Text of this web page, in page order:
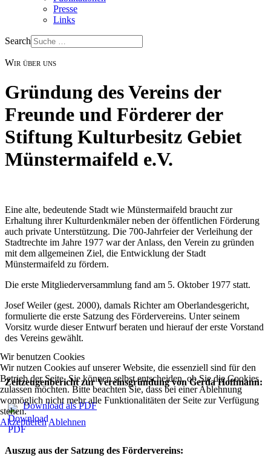
Presse
Links
Search
Wir über uns
Gründung des Vereins der
Freunde und Förderer der
Stiftung Kulturbesitz Gebiet
Münstermaifeld e.V.
Eine alte, bedeutende Stadt wie Münstermaifeld braucht zur
Erhaltung ihrer Kulturdenkmäler neben der öffentlichen Förderung
auch private Unterstützung. Die 700-Jahrfeier der Verleihung der
Stadtrechte im Jahre 1977 war der Anlass, den Verein zu gründen
mit dem allgemeinen Ziel, die Entwicklung der Stadt
Münstermaifeld zu fördern.
Die erste Mitgliederversammlung fand am 5. Oktober 1977 statt.
Josef Weiler (gest. 2000), damals Richter am Oberlandesgericht,
formulierte die erste Satzung des Fördervereins. Unter seinem
Vorsitz wurde dieser Entwurf beraten und hierauf der erste Vorstand
des Vereins gewählt.
Zeitzeugenbericht zur Vereinsgründung von Gerda Hoffmann:
Download als PDF
Auszug aus der Satzung des Fördervereins:
Wir benutzen Cookies
Wir nutzen Cookies auf unserer Website, die essenziell sind für den
Betrieb der Seite. Sie können selbst entscheiden, ob Sie die Cookies
zulassen möchten. Bitte beachten Sie, dass bei einer Ablehnung
womöglich nicht mehr alle Funktionalitäten der Seite zur Verfügung
stehen.
Akzeptieren Ablehnen